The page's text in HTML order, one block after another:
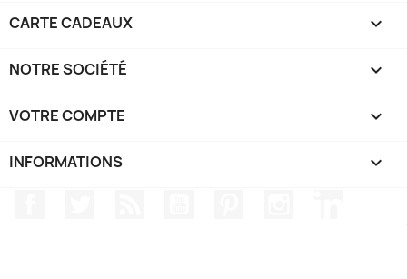
CARTE CADEAUX 
NOTRE SOCIÉTÉ 
VOTRE COMPTE 
INFORMATIONS keyboard_arrow_down